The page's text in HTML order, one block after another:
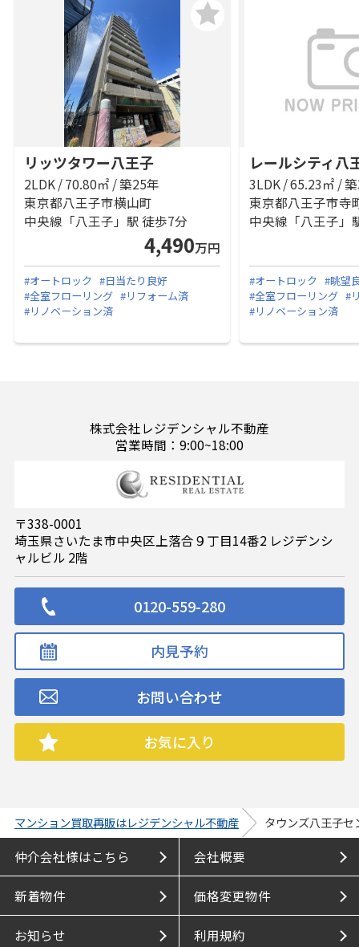
リッツタワー八王子
2LDK / 70.80㎡ / 築25年
東京都八王子市横山町
中央線「八王子」駅 徒歩7分
4,490万円
#オートロック #日当たり良好
#全室フローリング #リフォーム済
#リノベーション済
レールシティ八
3LDK / 65.23㎡ /
東京都八王子市寺
中央線「八王子」
#オートロック #眺望
#全室フローリング #
#リノベーション済
株式会社レジデンシャル不動産
営業時間：9:00~18:00
〒338-0001
埼玉県さいたま市中央区上落合９丁目14番2 レジデンシ
ャルビル 2階
0120-559-280
内見予約
お問い合わせ
お気に入り
マンション買取再販はレジデンシャル不動産 タウンズ八王子セ
仲介会社様はこちら 会社概要
新着物件 価格変更物件
お知らせ 利用規約